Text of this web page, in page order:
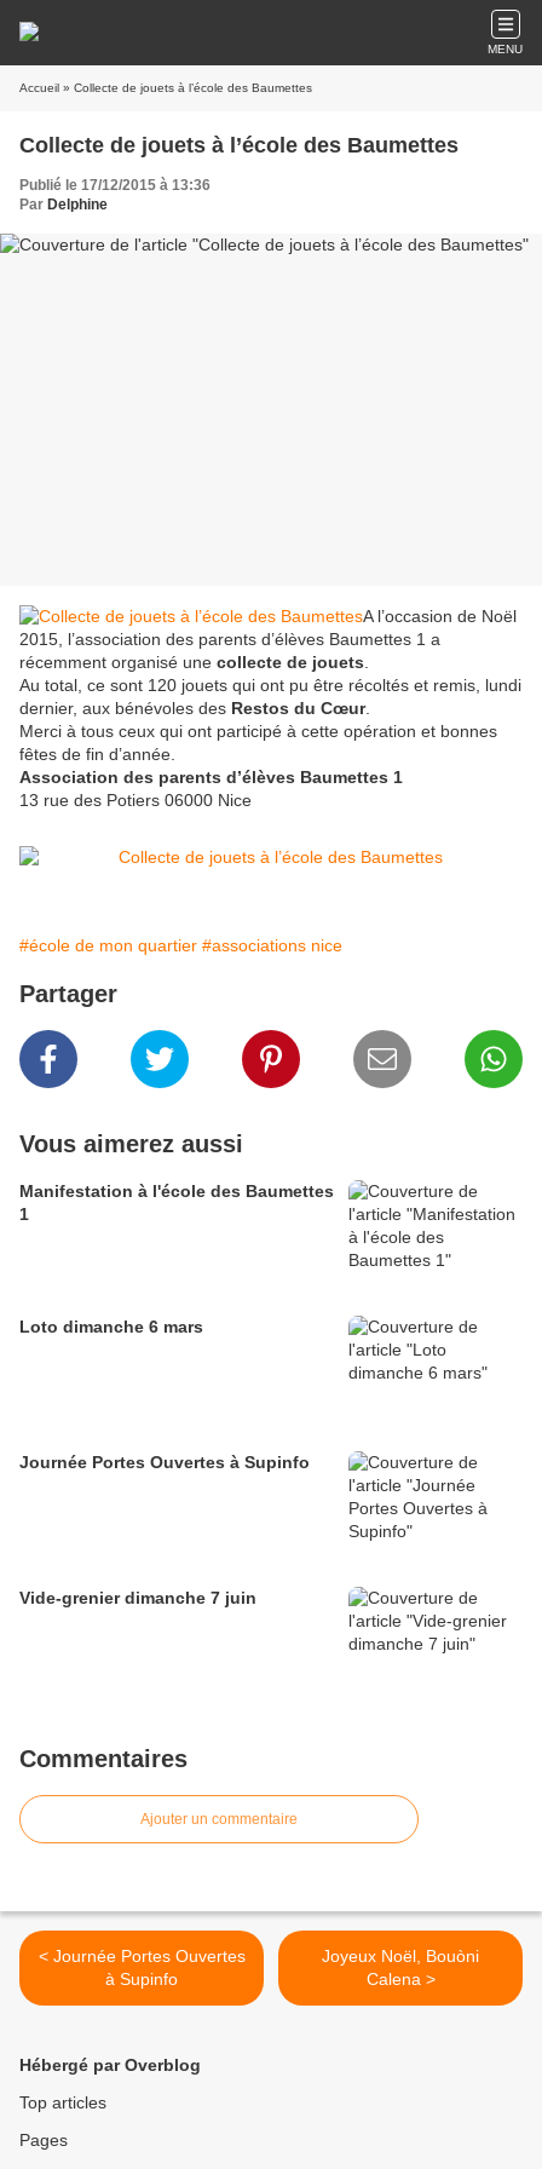
MENU
Accueil » Collecte de jouets à l’école des Baumettes
Collecte de jouets à l’école des Baumettes
Publié le 17/12/2015 à 13:36
Par Delphine
A l’occasion de Noël
2015, l’association des parents d’élèves Baumettes 1 a
récemment organisé une collecte de jouets
Au total, ce sont 120 jouets qui ont pu être récoltés et remis, lundi
dernier, aux bénévoles des Restos du Cœur.
Merci à tous ceux qui ont participé à cette opération et bonnes
fêtes de fin d’année.
Association des parents d’élèves Baumettes 1
13 rue des Potiers 06000 Nice
#école de mon quartier #associations nice
Partager
Vous aimerez aussi
Manifestation à l'école des Baumettes
1
Loto dimanche 6 mars
Journée Portes Ouvertes à Supinfo
Vide-grenier dimanche 7 juin
Commentaires
Ajouter un commentaire
< Journée Portes Ouvertes
à Supinfo
Joyeux Noël, Bouòni
Calena >
Hébergé par Overblog
Top articles
Pages